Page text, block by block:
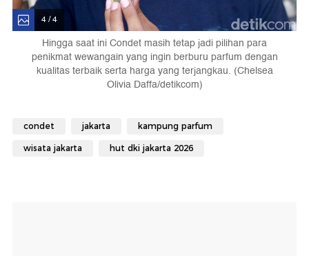
4 / 4
Hingga saat ini Condet masih tetap jadi pilihan para
penikmat wewangain yang ingin berburu parfum dengan
kualitas terbaik serta harga yang terjangkau. (Chelsea
Olivia Daffa/detikcom)
condet jakarta kampung parfum
wisata jakarta hut dki jakarta 2026